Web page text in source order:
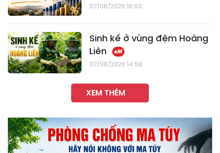
07/08/2026 16:03
Sinh kế ở vùng đệm Hoàng
Liên
07/08/2026 14:58
XEM THÊM